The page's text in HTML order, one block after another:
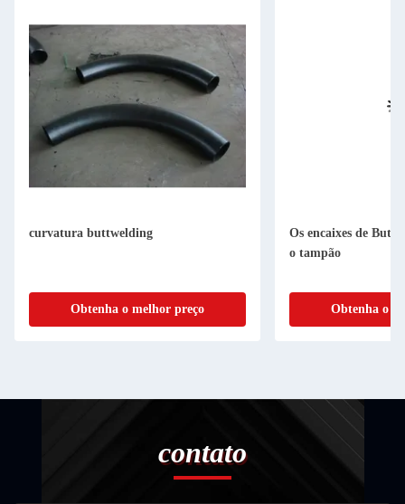
curvatura buttwelding
Obtenha o melhor preço
Os encaixes de
o tampão
Obtenha o
contato